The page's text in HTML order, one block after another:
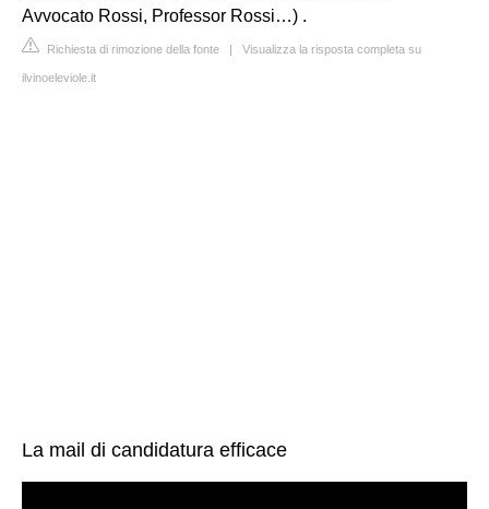
Avvocato Rossi, Professor Rossi…) .
Richiesta di rimozione della fonte | Visualizza la risposta completa su
ilvinoeleviole.it
La mail di candidatura efficace